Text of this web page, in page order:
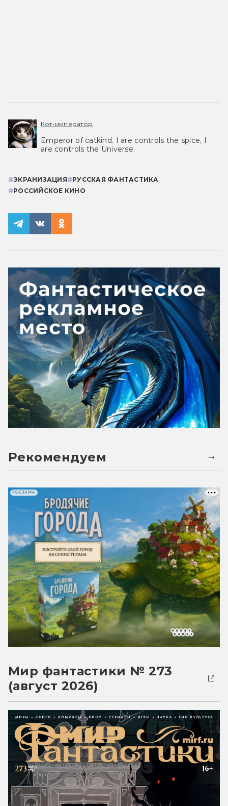
Кот-император
Emperor of catkind. I are controls the spice, I
are controls the Universe.
#ЭКРАНИЗАЦИЯ#РУССКАЯ ФАНТАСТИКА
#РОССИЙСКОЕ КИНО
Рекомендуем
РЕКЛАМА
Мир фантастики № 273
(август 2026)